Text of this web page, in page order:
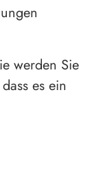
werden Sie
es ein